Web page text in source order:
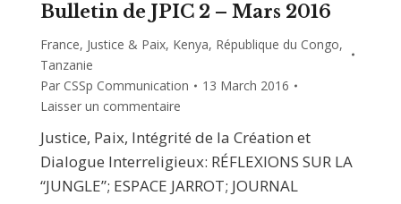
Bulletin de JPIC 2 – Mars 2016
France, Justice & Paix, Kenya, République du Congo,
Tanzanie
Par CSSp Communication
13 March 2016
Laisser un commentaire
Justice, Paix, Intégrité de la Création et
Dialogue Interreligieux: RÉFLEXIONS SUR LA
“JUNGLE”; ESPACE JARROT; JOURNAL